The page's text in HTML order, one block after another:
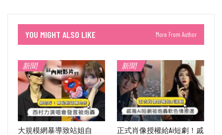
YOU MIGHT ALSO LIKE More From Author
新聞
大規模網暴導致站姐自
新聞
正式肖像授權給Ai短劇！戚